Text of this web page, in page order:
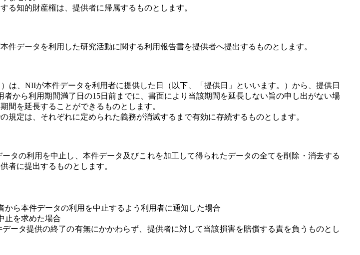
る知的財産権は、提供者に帰属するものとします。
データを利用した研究活動に関する利用報告書を提供者へ提出するものとします。
は、NIIが本件データを利用者に提供した日（以下、「提供日」といいます。）から、提供日
から利用期間満了日の15日前までに、書面により当該期間を延長しない旨の申し出がない場
間を延長することができるものとします。
定は、それぞれに定められた義務が消滅するまで有効に存続するものとします。
タの利用を中止し、本件データ及びこれを加工して得られたデータの全てを削除・消去する
者に提出するものとします。
ら本件データの利用を中止するよう利用者に通知した場合
止を求めた場合
ータ提供の終了の有無にかかわらず、提供者に対して当該損害を賠償する責を負うものとし